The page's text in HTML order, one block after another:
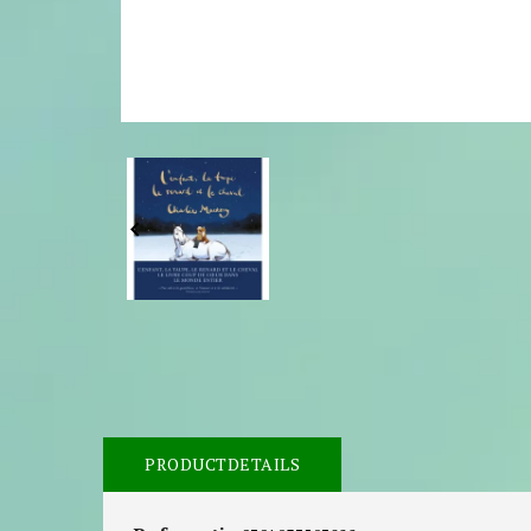

PRODUCTDETAILS